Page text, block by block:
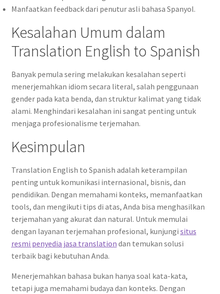
Manfaatkan feedback dari penutur asli bahasa Spanyol.
Kesalahan Umum dalam
Translation English to Spanish
Banyak pemula sering melakukan kesalahan seperti
menerjemahkan idiom secara literal, salah penggunaan
gender pada kata benda, dan struktur kalimat yang tidak
alami. Menghindari kesalahan ini sangat penting untuk
menjaga profesionalisme terjemahan.
Kesimpulan
Translation English to Spanish adalah keterampilan
penting untuk komunikasi internasional, bisnis, dan
pendidikan. Dengan memahami konteks, memanfaatkan
tools, dan mengikuti tips di atas, Anda bisa menghasilkan
terjemahan yang akurat dan natural. Untuk memulai
dengan layanan terjemahan profesional, kunjungi situs
resmi penyedia jasa translation dan temukan solusi
terbaik bagi kebutuhan Anda.
Menerjemahkan bahasa bukan hanya soal kata-kata,
tetapi juga memahami budaya dan konteks. Dengan